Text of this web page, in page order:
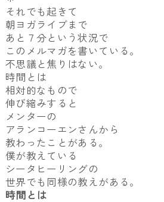
それでも起きて
朝ヨガライブまで
あと７分という状況で
このメルマガを書いている。
不思議と焦りはない。
時間とは
相対的なもので
伸び縮みすると
メンターの
アランコーエンさんから
教わったことがある。
僕が教えている
シータヒーリングの
世界でも同様の教えがある。
時間とは